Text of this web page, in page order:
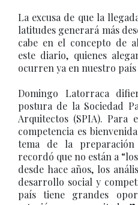
La excusa de que la
latitudes generará más
cabe en el concepto de
este diario, quienes
ocurren ya en nuestro
Domingo Latorraca
postura de la Sociedad
Arquitectos (SPIA).
competencia es
tema de la
recordó que no están a
desde hace años, los
desarrollo social y
país tiene grandes